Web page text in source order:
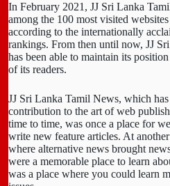
In February 2021, JJ Sri Lanka
among the 100 most visited
according to the internationally
rankings. From then until now, JJ
has been able to maintain its
of its readers.
JJ Sri Lanka Tamil News, which
contribution to the art of web
time to time, was once a place for
write new feature articles. At
where alternative news brought
were a memorable place to learn
was a place where you could learn